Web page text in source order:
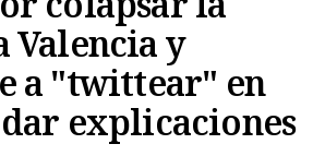
Valencia y
a "twittear" en
explicaciones